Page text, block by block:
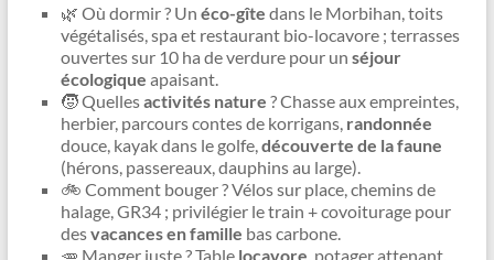
🌿 Où dormir ? Un éco-gîte dans le Morbihan, toits
végétalisés, spa et restaurant bio-locavore ; terrasses
ouvertes sur 10 ha de verdure pour un séjour
écologique apaisant.
🧒 Quellesactivités nature ? Chasse aux empreintes,
herbier, parcours contes de korrigans, randonnée
douce, kayak dans le golfe,découverte de la faune
(hérons, passereaux, dauphins au large).
🚲 Comment bouger ? Vélos sur place, chemins de
halage, GR34 ; privilégier le train + covoiturage pour
desvacances en famille bas carbone.
🥕 Manger juste ? Table locavore, potager attenant,